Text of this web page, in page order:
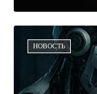
НОВОСТЬ